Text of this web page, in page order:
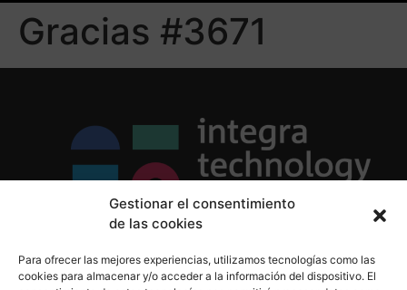
Gestionar el consentimiento
de las cookies
Para ofrecer las mejores experiencias, utilizamos tecnologías como las
cookies para almacenar y/o acceder a la información del dispositivo. El
Gracias #3671
Política de Cookies
Aviso Legal